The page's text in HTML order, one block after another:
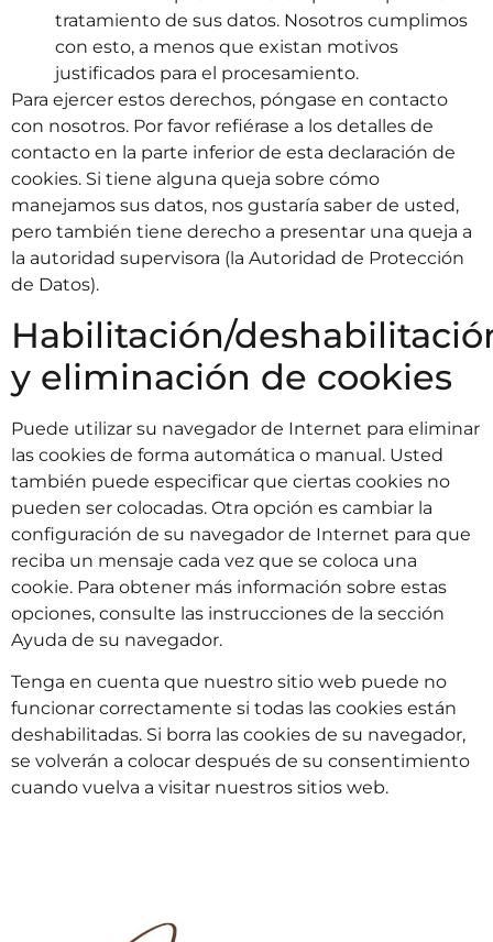
tratamiento de sus datos. Nosotros cumplimos
con esto, a menos que existan motivos
justificados para el procesamiento.
Para ejercer estos derechos, póngase en contacto
con nosotros. Por favor refiérase a los detalles de
contacto en la parte inferior de esta declaración de
cookies. Si tiene alguna queja sobre cómo
manejamos sus datos, nos gustaría saber de usted,
pero también tiene derecho a presentar una queja a
la autoridad supervisora (la Autoridad de Protección
de Datos).
Habilitación/
y eliminación de cookies
Puede utilizar su navegador de Internet para eliminar
las cookies de forma automática o manual. Usted
también puede especificar que ciertas cookies no
pueden ser colocadas. Otra opción es cambiar la
configuración de su navegador de Internet para que
reciba un mensaje cada vez que se coloca una
cookie. Para obtener más información sobre estas
opciones, consulte las instrucciones de la sección
Ayuda de su navegador.
Tenga en cuenta que nuestro sitio web puede no
funcionar correctamente si todas las cookies están
deshabilitadas. Si borra las cookies de su navegador,
se volverán a colocar después de su consentimiento
cuando vuelva a visitar nuestros sitios web.